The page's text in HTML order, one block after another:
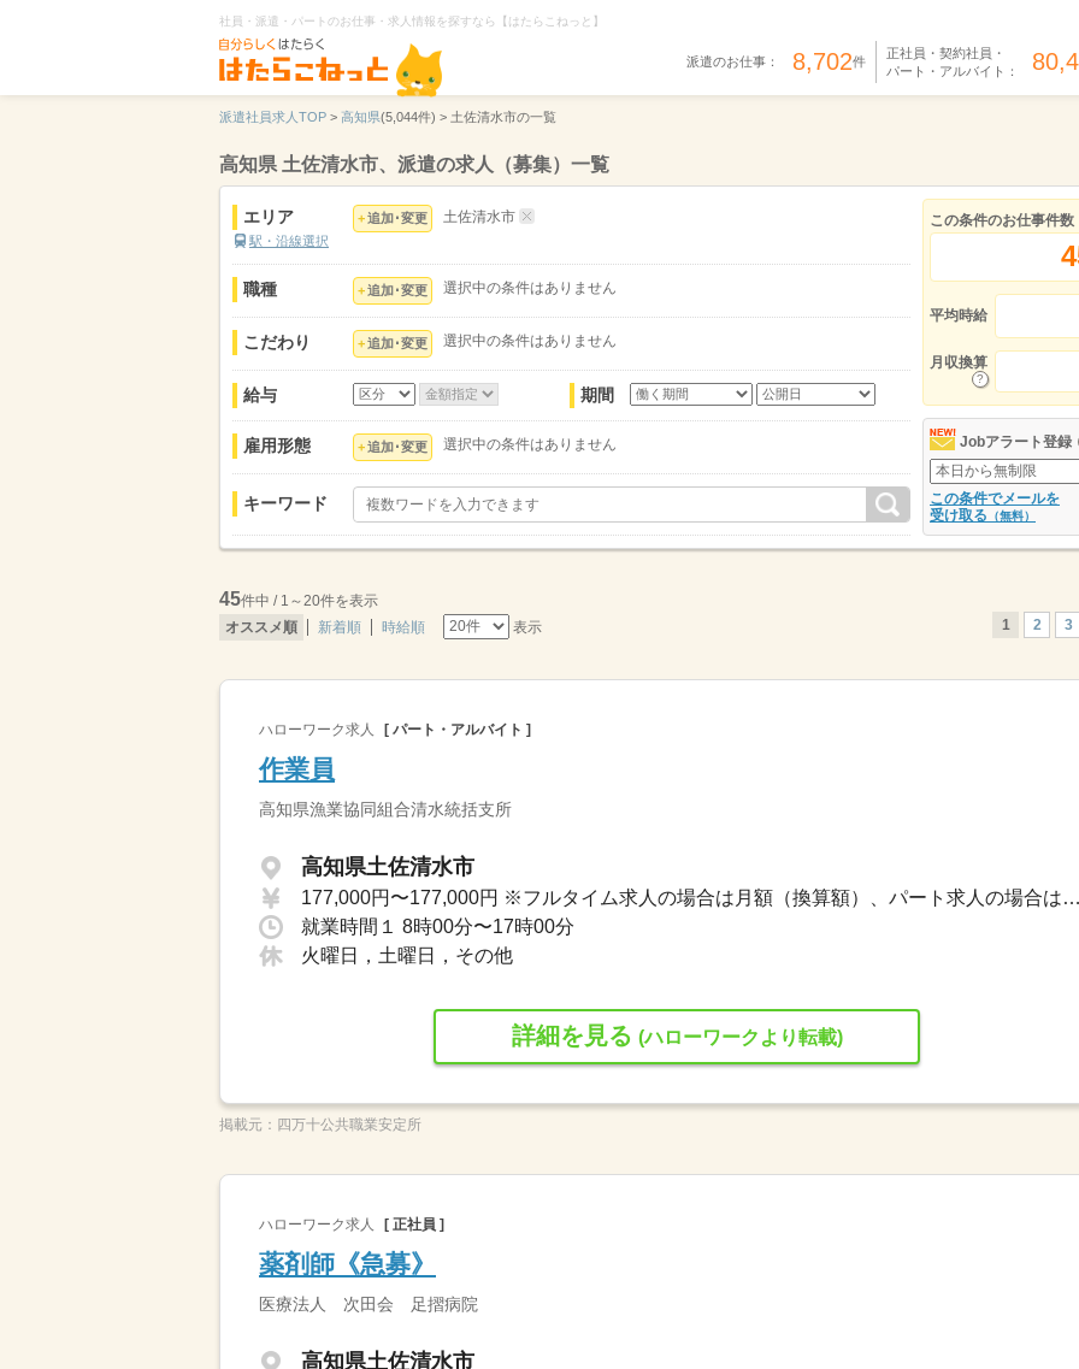
社員・派遣・パートのお仕事・求人情報を探すなら【はたらこねっと】
派遣のお仕事： 8,702件
正社員・契約社員・
パート・アルバイト：
派遣社員求人TOP > 高知県(5,044件) > 土佐清水市の一覧
高知県 土佐清水市、派遣の求人（募集）一覧
エリア
駅・沿線選択
追加･変更 土佐清水市
職種 追加･変更 選択中の条件はありません
こだわり 追加･変更 選択中の条件はありません
給与 期間
雇用形態 追加･変更 選択中の条件はありません
キーワード
この条件のお仕事件数
平均時給
月収換算
Jobアラート登録
この条件でメールを
受け取る （無料）
45件中 / 1～20件を表示
オススメ順
新着順 時給順 表示 1 2 3
ハローワーク求人 [ パート・アルバイト ]
作業員
高知県漁業協同組合清水統括支所
高知県土佐清水市
177,000円〜177,000円 ※フルタイム求人の場合は月額（換算額）、パート求人の場合は時間額を表示しています。
就業時間１ 8時00分〜17時00分
火曜日，土曜日，その他
詳細を見る (ハローワークより転載)
掲載元： 四万十公共職業安定所
ハローワーク求人 [ 正社員 ]
薬剤師《急募》
医療法人 次田会 足摺病院
高知県土佐清水市